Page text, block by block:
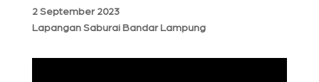
2 September 2023
Lapangan Saburai Bandar Lampung